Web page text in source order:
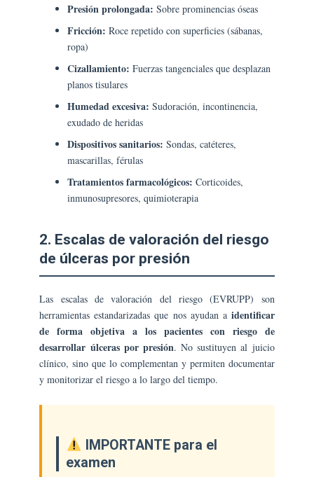
Presión prolongada: Sobre prominencias óseas
Fricción: Roce repetido con superficies (sábanas,
ropa)
Cizallamiento: Fuerzas tangenciales que desplazan
planos tisulares
Humedad excesiva: Sudoración, incontinencia,
exudado de heridas
Dispositivos sanitarios: Sondas, catéteres,
mascarillas, férulas
Tratamientos farmacológicos: Corticoides,
inmunosupresores, quimioterapia
2. Escalas de valoración del riesgo
de úlceras por presión
Las escalas de valoración del riesgo (EVRUPP) son
herramientas estandarizadas que nos ayudan a identificar
de forma objetiva a los pacientes con riesgo de
desarrollar úlceras por presión. No sustituyen al juicio
clínico, sino que lo complementan y permiten documentar
y monitorizar el riesgo a lo largo del tiempo.
IMPORTANTE para el
examen